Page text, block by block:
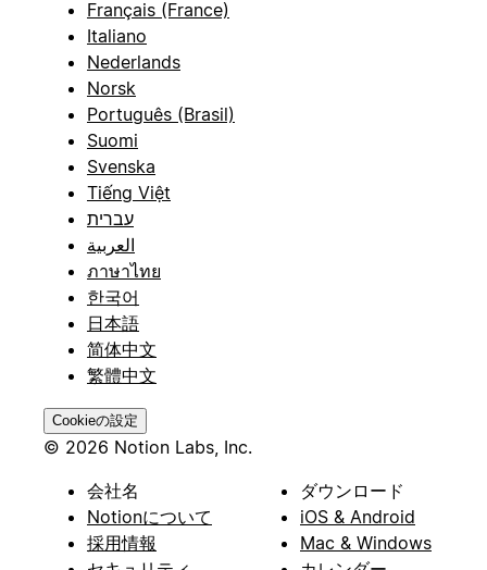
Français (France)
Italiano
Nederlands
Norsk
Português (Brasil)
Suomi
Svenska
Tiếng Việt
עברית
العربية
ภาษาไทย
한국어
日本語
简体中文
繁體中文
Cookieの設定
© 2026 Notion Labs, Inc.
会社名
Notionについて
採用情報
ダウンロード
iOS & Android
Mac & Windows